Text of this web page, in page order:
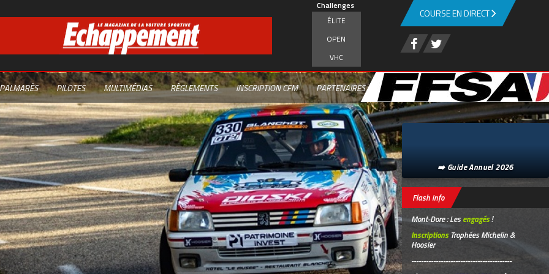
Challenges
ÉLITE
OPEN
VHC
PILOTES MULTIMÉDIAS RÈGLEMENTS INSCRIPTION CFM PARTENAIRES
COURSE EN DIRECT
➡️ Guide Annuel 2026
Flash info
Mont-Dore : Lesengagés!
InscriptionsTrophées Michelin &
Hoosier
-----------------------------------------